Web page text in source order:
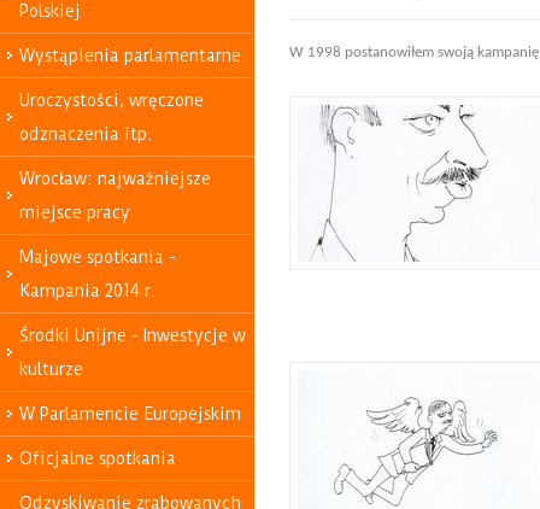
Polskiej
Wystąpienia parlamentarne
Uroczystości, wręczone
odznaczenia itp.
Wrocław: najważniejsze
miejsce pracy
Majowe spotkania -
Kampania 2014 r.
Środki Unijne - Inwestycje w
kulturze
W Parlamencie Europejskim
Oficjalne spotkania
Odzyskiwanie zrabowanych
W 1998 postanowiłem swoją